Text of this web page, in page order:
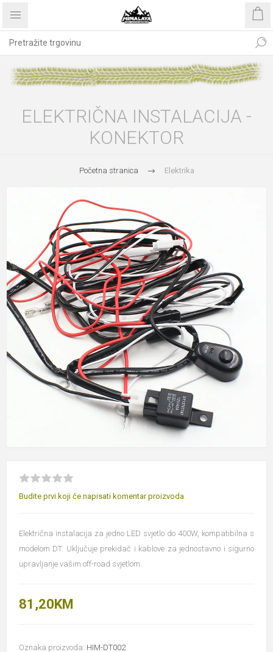
ELEKTRIČNA INSTALACIJA -
KONEKTOR
Početna stranica Elektrika
Budite prvi koji će napisati komentar proizvoda
Električna instalacija za jedno LED svjetlo do 400W, kompatibilna s
modelom DT. Uključuje prekidač i kablove za jednostavno i sigurno
upravljanje vašim off-road svjetlom.
81,20KM
Oznaka proizvoda: HIM-DT002